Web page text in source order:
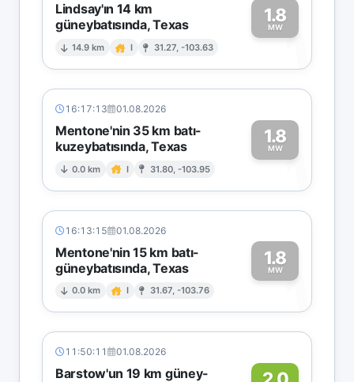
Lindsay'ın 14 km
güneybatısında, Texas
14.9 km I 31.27, -103.63
1.8
MW1
16:17:13 01.08.2026
Mentone'nin 35 km batı-
kuzeybatısında, Texas
0.0 km I 31.80, -103.95
1.8
MW1
16:13:15 01.08.2026
Mentone'nin 15 km batı-
güneybatısında, Texas
0.0 km I 31.67, -103.76
1.8
MW1
11:50:11 01.08.2026
Barstow'un 19 km güney-